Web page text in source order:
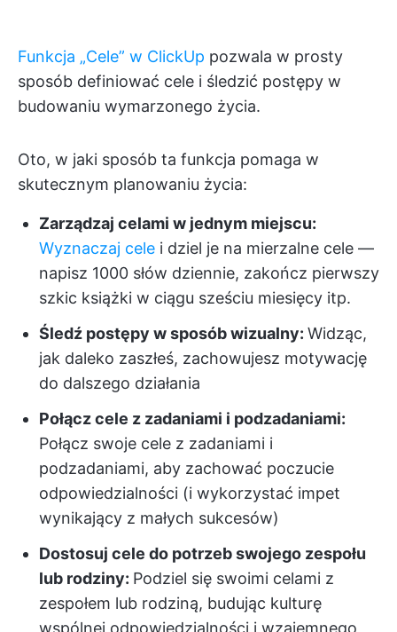
Funkcja „Cele” w ClickUp pozwala w prosty
sposób definiować cele i śledzić postępy w
budowaniu wymarzonego życia.
Oto, w jaki sposób ta funkcja pomaga w
skutecznym planowaniu życia:
Zarządzaj celami w jednym miejscu:
Wyznaczaj cele i dziel je na mierzalne cele —
napisz 1000 słów dziennie, zakończ pierwszy
szkic książki w ciągu sześciu miesięcy itp.
Śledź postępy w sposób wizualny: Widząc,
jak daleko zaszłeś, zachowujesz motywację
do dalszego działania
Połącz cele z zadaniami i podzadaniami:
Połącz swoje cele z zadaniami i
podzadaniami, aby zachować poczucie
odpowiedzialności (i wykorzystać impet
wynikający z małych sukcesów)
Dostosuj cele do potrzeb swojego zespołu
lub rodziny: Podziel się swoimi celami z
zespołem lub rodziną, budując kulturę